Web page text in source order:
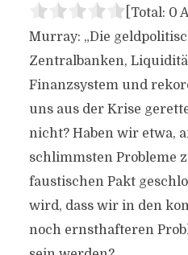
[Total: 0
Murray: „Die
Zentralbanken,
Finanzsystem und
uns aus der Krise
nicht? Haben wir etwa,
schlimmsten Probleme
faustischen Pakt
wird, dass wir in den
noch ernsthafteren